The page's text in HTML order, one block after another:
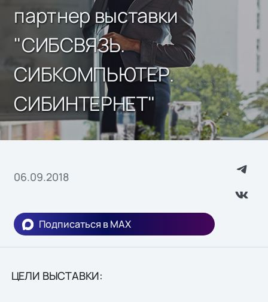
партнер выставки
"СИБСВЯЗЬ.
СИБКОМПЬЮТЕР.
СИБИНТЕРНЕТ"
06.09.2018
Подписаться в MAX
ЦЕЛИ ВЫСТАВКИ: